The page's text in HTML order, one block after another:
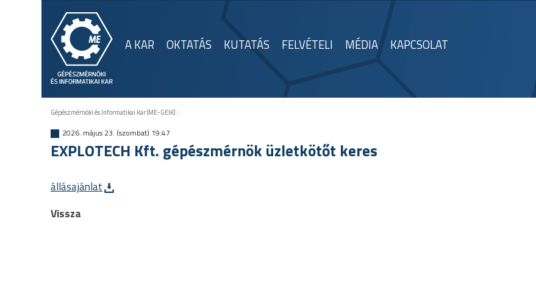
A KAR OKTATÁS KUTATÁS FELVÉTELI MÉDIA KAPCSOLAT
Gépészmérnöki és Informatikai Kar (ME-GEIK)::
2026. május 23. (szombat) 19:47
EXPLOTECH Kft. gépészmérnök üzletkötőt keres
állásajánlat
Vissza